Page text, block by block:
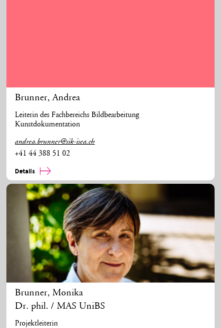
Brunner,Andrea
Leiterin des Fachbereichs Bildbearbeitung
Kunstdokumentation
andrea.brunner@sik-isea.ch
+41 44 388 51 02
Details
Brunner,Monika
Dr. phil. / MAS UniBS
Projektleiterin